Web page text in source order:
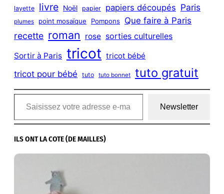
layette livre Noël papier papiers découpés Paris
plumes point mosaïque Pompons Que faire à Paris
recette roman rose sorties culturelles
Sortir à Paris tricot tricot bébé
tricot pour bébé tuto tuto bonnet tuto gratuit
Saisissez votre adresse e-mail…
Newsletter
ILS ONT LA COTE (DE MAILLES)